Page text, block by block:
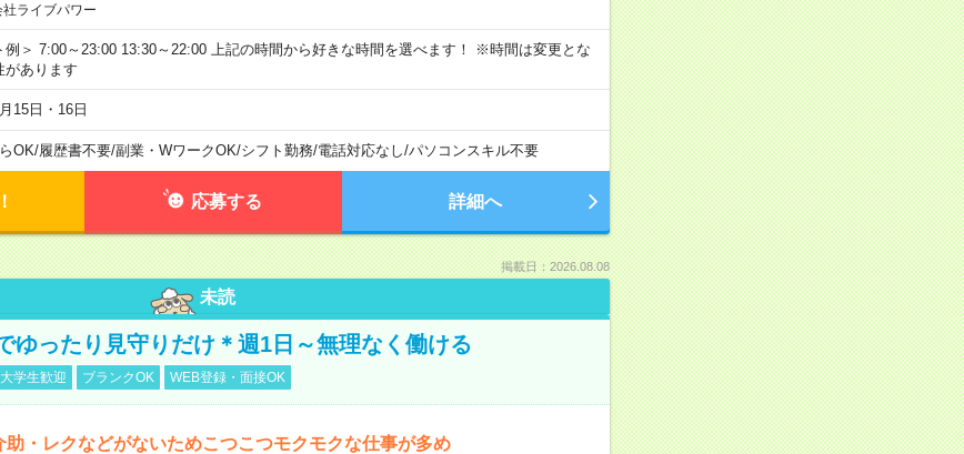
社ライブパワー
例＞ 7:00～23:00 13:30～22:00 上記の時間から好きな時間を選べます！ ※時間は変更とな
があります
15日・16日
OK/履歴書不要/副業・WワークOK/シフト勤務/電話対応なし/パソコンスキル不要
応募する 詳細へ
掲載日：2026.08.08
未読
ゆったり見守りだけ＊週1日～無理なく働ける
大学生歓迎 ブランクOK WEB登録・面接OK
助・レクなどがないためこつこつモクモクな仕事が多め